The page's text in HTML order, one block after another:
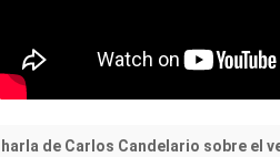
de Carlos Candelario sobre el